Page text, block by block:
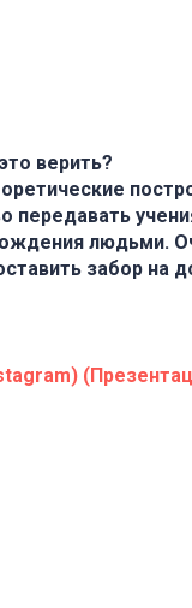
верить?
передавать
людьми.
забор на